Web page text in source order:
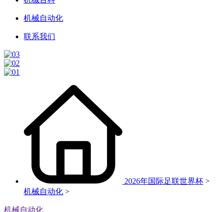
机械自动化
联系我们
2026年国际足联世界杯 >
机械自动化 >
机械自动化